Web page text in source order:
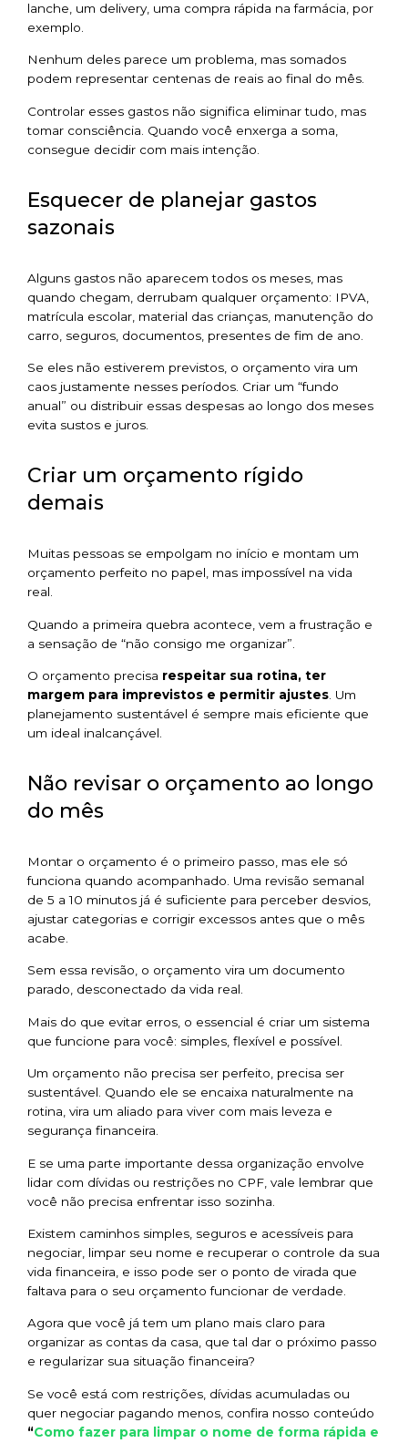
lanche, um delivery, uma compra rápida na farmácia, por
exemplo.
Nenhum deles parece um problema, mas somados
podem representar centenas de reais ao final do mês.
Controlar esses gastos não significa eliminar tudo, mas
tomar consciência. Quando você enxerga a soma,
consegue decidir com mais intenção.
Esquecer de planejar gastos
sazonais
Alguns gastos não aparecem todos os meses, mas
quando chegam, derrubam qualquer orçamento: IPVA,
matrícula escolar, material das crianças, manutenção do
carro, seguros, documentos, presentes de fim de ano.
Se eles não estiverem previstos, o orçamento vira um
caos justamente nesses períodos. Criar um “fundo
anual” ou distribuir essas despesas ao longo dos meses
evita sustos e juros.
Criar um orçamento rígido
demais
Muitas pessoas se empolgam no início e montam um
orçamento perfeito no papel, mas impossível na vida
real.
Quando a primeira quebra acontece, vem a frustração e
a sensação de “não consigo me organizar”.
O orçamento precisa respeitar sua rotina, ter
margem para imprevistos e permitir ajustes . Um
planejamento sustentável é sempre mais eficiente que
um ideal inalcançável.
Não revisar o orçamento ao longo
do mês
Montar o orçamento é o primeiro passo, mas ele só
funciona quando acompanhado. Uma revisão semanal
de 5 a 10 minutos já é suficiente para perceber desvios,
ajustar categorias e corrigir excessos antes que o mês
acabe.
Sem essa revisão, o orçamento vira um documento
parado, desconectado da vida real.
Mais do que evitar erros, o essencial é criar um sistema
que funcione para você: simples, flexível e possível.
Um orçamento não precisa ser perfeito, precisa ser
sustentável. Quando ele se encaixa naturalmente na
rotina, vira um aliado para viver com mais leveza e
segurança financeira.
E se uma parte importante dessa organização envolve
lidar com dívidas ou restrições no CPF, vale lembrar que
você não precisa enfrentar isso sozinha.
Existem caminhos simples, seguros e acessíveis para
negociar, limpar seu nome e recuperar o controle da sua
vida financeira, e isso pode ser o ponto de virada que
faltava para o seu orçamento funcionar de verdade.
Agora que você já tem um plano mais claro para
organizar as contas da casa, que tal dar o próximo passo
e regularizar sua situação financeira?
Se você está com restrições, dívidas acumuladas ou
quer negociar pagando menos, confira nosso conteúdo
“Como fazer para limpar o nome de forma rápida e